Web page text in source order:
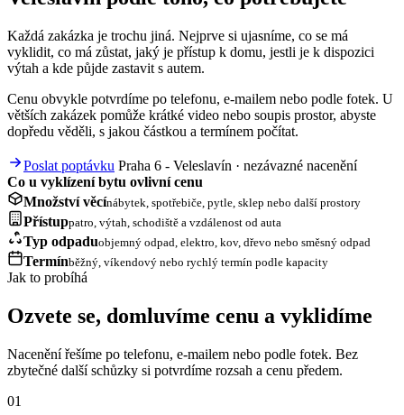
Každá zakázka je trochu jiná. Nejprve si ujasníme, co se má
vyklidit, co má zůstat, jaký je přístup k domu, jestli je k dispozici
výtah a kde půjde zastavit s autem.
Cenu obvykle potvrdíme po telefonu, e-mailem nebo podle fotek. U
větších zakázek pomůže krátké video nebo soupis prostor, abyste
dopředu věděli, s jakou částkou a termínem počítat.
Poslat poptávku Praha 6 - Veleslavín · nezávazné nacenění
Co u vyklízení bytu ovlivní cenu
Množství věcínábytek, spotřebiče, pytle, sklep nebo další prostory
Přístuppatro, výtah, schodiště a vzdálenost od auta
Typ odpaduobjemný odpad, elektro, kov, dřevo nebo směsný odpad
Termínběžný, víkendový nebo rychlý termín podle kapacity
Jak to probíhá
Ozvete se, domluvíme cenu a vyklidíme
Nacenění řešíme po telefonu, e-mailem nebo podle fotek. Bez
zbytečné další schůzky si potvrdíme rozsah a cenu předem.
01